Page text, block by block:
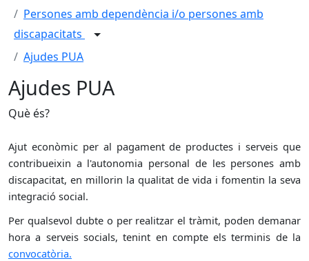
Persones amb dependència i/o persones amb
discapacitats
Ajudes PUA
Ajudes PUA
Què és?
Ajut econòmic per al pagament de productes i serveis que
contribueixin a l'autonomia personal de les persones amb
discapacitat, en millorin la qualitat de vida i fomentin la seva
integració social.
Per qualsevol dubte o per realitzar el tràmit, poden demanar
hora a serveis socials, tenint en compte els terminis de la
convocatòria.